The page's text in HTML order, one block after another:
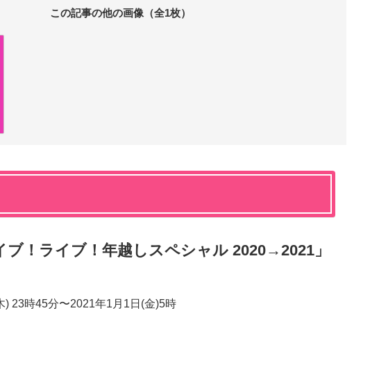
この記事の他の画像（全1枚）
ブ！ライブ！年越しスペシャル 2020→2021」
) 23時45分〜2021年1月1日(金)5時